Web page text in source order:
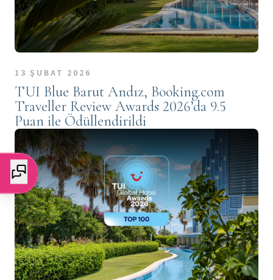
13 ŞUBAT 2026
TUI Blue Barut Andız, Booking.com
Traveller Review Awards 2026’da 9.5
Puan ile Ödüllendirildi